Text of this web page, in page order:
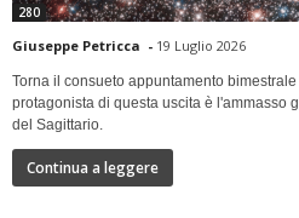
280
Giuseppe Petricca - 19 Luglio 2026
Torna il consueto appuntamento
protagonista di questa uscita è l'ammasso
del Sagittario.
Continua a leggere